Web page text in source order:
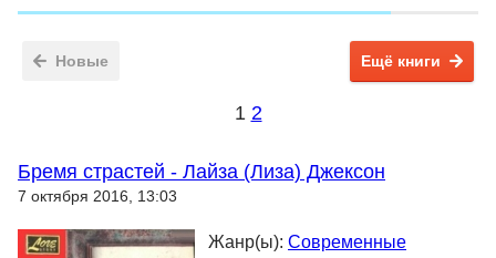
Новые Ещё книги
1 2
Бремя страстей - Лайза (Лиза) Джексон
7 октября 2016, 13:03
Жанр(ы): Современные